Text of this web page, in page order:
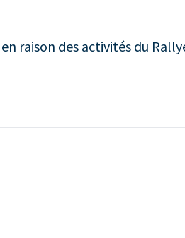
raison des activités du